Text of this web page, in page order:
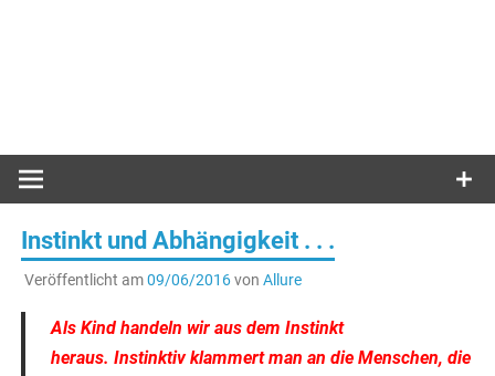
Instinkt und Abhängigkeit . . .
Veröffentlicht am09/06/2016von Allure
Als Kind handeln wir aus dem Instinkt
heraus. Instinktiv klammert man an die Menschen, die